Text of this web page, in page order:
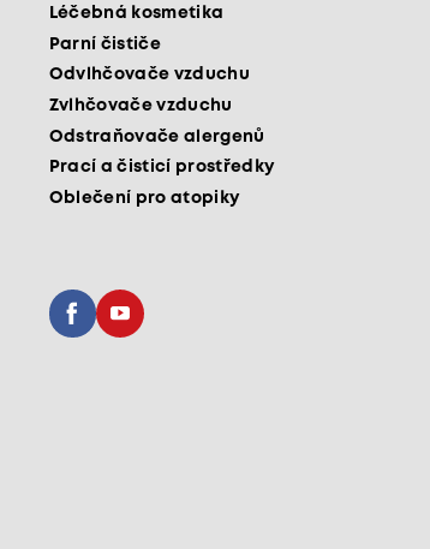
Léčebná kosmetika
Parní čističe
Odvlhčovače vzduchu
Zvlhčovače vzduchu
Odstraňovače alergenů
Prací a čisticí prostředky
Oblečení pro atopiky